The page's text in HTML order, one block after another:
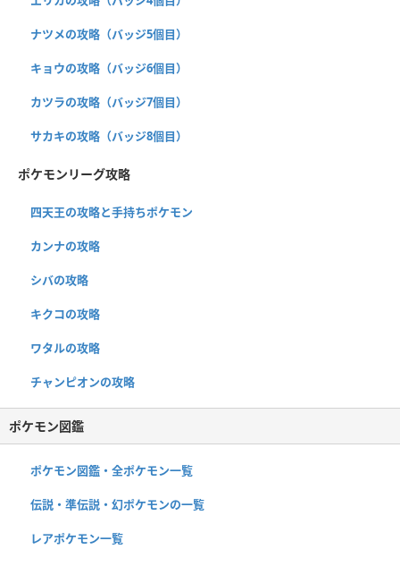
ナツメの攻略（バッジ5個目）
キョウの攻略（バッジ6個目）
カツラの攻略（バッジ7個目）
サカキの攻略（バッジ8個目）
ポケモンリーグ攻略
四天王の攻略と手持ちポケモン
カンナの攻略
シバの攻略
キクコの攻略
ワタルの攻略
チャンピオンの攻略
ポケモン図鑑
ポケモン図鑑・全ポケモン一覧
伝説・準伝説・幻ポケモンの一覧
レアポケモン一覧